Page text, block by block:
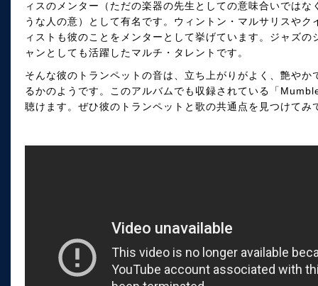
ィスのメンター（ただの楽器の先生としての意味合いでは
うな人の意）として有名です。ウィントン・マルサリスや
ィストも彼のことをメンターとして挙げています。ジャズ
ャンとしても活躍したマルチ・タレントです。
そんな彼のトランペットの音は、立ち上がりがよく、艶や
るかのようです。このアルバムでも収録されている「
聴けます。ぜひ彼のトランペットと歌の共通点を見つけてみ